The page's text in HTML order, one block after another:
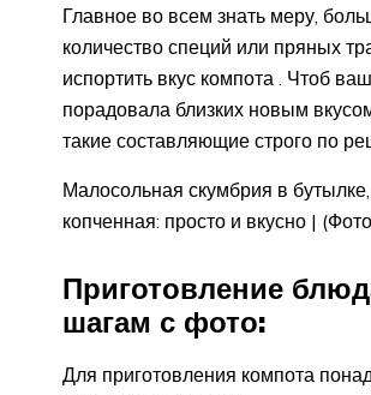
Главное во всем знать меру,
количество специй или пряных
испортить вкус компота . Чтоб
порадовала близких новым
такие составляющие строго по
Малосольная скумбрия в бутылке,
копченная: просто и вкусно |
Приготовление
шагам с фото:
Для приготовления компота